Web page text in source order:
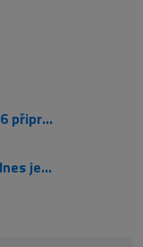
Počítač v kapse: Android 16 připravuje průlomový Desktop Mode
Elektronický podpis - má dnes ještě uplatnění?